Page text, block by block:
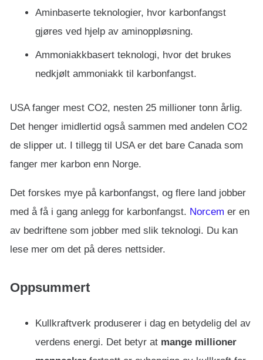
Aminbaserte teknologier, hvor karbonfangst
gjøres ved hjelp av aminoppløsning.
Ammoniakkbasert teknologi, hvor det brukes
nedkjølt ammoniakk til karbonfangst.
USA fanger mest CO2, nesten 25 millioner tonn årlig.
Det henger imidlertid også sammen med andelen CO2
de slipper ut. I tillegg til USA er det bare Canada som
fanger mer karbon enn Norge.
Det forskes mye på karbonfangst, og flere land jobber
med å få i gang anlegg for karbonfangst. Norcem er en
av bedriftene som jobber med slik teknologi. Du kan
lese mer om det på deres nettsider.
Oppsummert
Kullkraftverk produserer i dag en betydelig del av
verdens energi. Det betyr at mange millioner